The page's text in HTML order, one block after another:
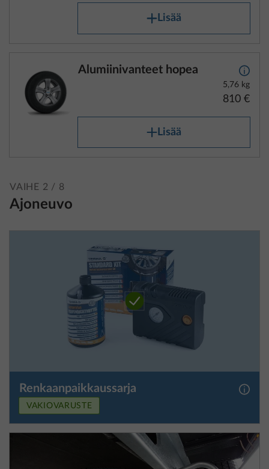
Lisää
Alumiinivanteet hopea
5,76 kg
810 €
Lisää
VAIHE 2 / 8
Ajoneuvo
Renkaanpaikkaussarja
VAKIOVARUSTE